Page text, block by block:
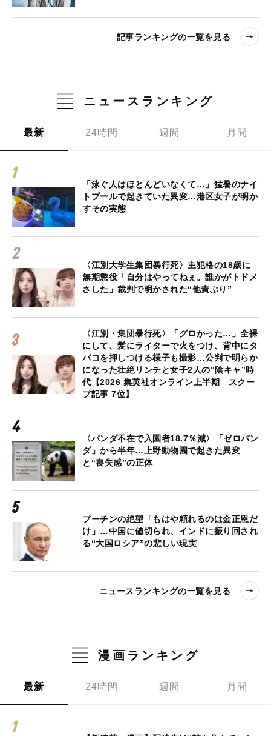
記事ランキングの一覧を見る
ニュースランキング
最新 24時間 週間 月間
「泳ぐ人はほとんどいなくて…」猛暑のナイ
トプールで起きていた異変…港区女子が明か
すその実態
〈江別大学生集団暴行死〉主犯格の18歳に
無期懲役「自分はやってねぇ。誰かがトドメ
さした」裁判で明かされた“他責ぶり”
〈江別・集団暴行死〉「グロかった…」全裸
にして、髪にライターで火をつけ、背中にタ
バコを押しつける様子も撮影…公判で明らか
になった壮絶リンチと女子2人の“陰キャ”時
代【2026 集英社オンライン上半期 スクー
プ記事 7位】
〈パンダ不在で入園者18.7％減〉「ゼロパン
ダ」から半年…上野動物園で起きた異変
と“喪失感”の正体
プーチンの絶望「もはや頼れるのは金正恩だ
け」…中国に値切られ、インドに振り回され
る“大国ロシア”の悲しい現実
ニュースランキングの一覧を見る
漫画ランキング
最新 24時間 週間 月間